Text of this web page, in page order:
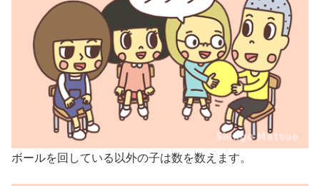
ボールを回している以外の子は数を数えます。